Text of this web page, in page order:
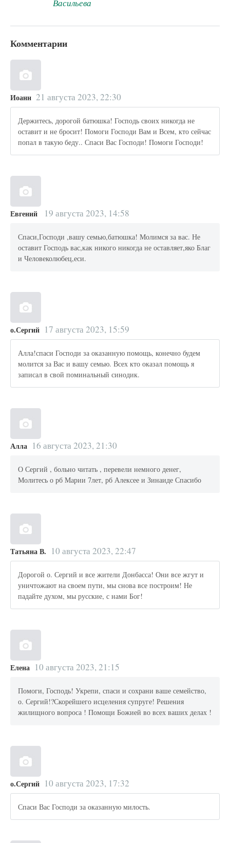
Васильева
Комментарии
Иоанн 21 августа 2023, 22:30
Держитесь, дорогой батюшка! Господь своих никогда не
оставит и не бросит! Помоги Господи Вам и Всем, кто сейчас
попал в такую беду.. Спаси Вас Господи! Помоги Господи!
Евгений 19 августа 2023, 14:58
Спаси,Господи ,вашу семью,батюшка! Молимся за вас. Не
оставит Господь вас,как никого никогда не оставляет,яко Благ
и Человеколюбец,еси.
о.Сергий 17 августа 2023, 15:59
Алла!спаси Господи за оказанную помощь, конечно будем
молится за Вас и вашу семью. Всех кто оказал помощь я
записал в свой поминальный синодик.
Алла 16 августа 2023, 21:30
О Сергий , больно читать , перевели немного денег,
Молитесь о рб Марии 7лет, рб Алексее и Зинаиде Спасибо
Татьяна В. 10 августа 2023, 22:47
Дорогой о. Сергий и все жители Донбасса! Они все жгут и
уничтожают на своем пути, мы снова все построим! Не
падайте духом, мы русские, с нами Бог!
Елена 10 августа 2023, 21:15
Помоги, Господь! Укрепи, спаси и сохрани ваше семейство,
о. Сергий!?Скорейшего исцеления супруге! Решения
жилищного вопроса ! Помощи Божией во всех ваших делах !
о.Сергий 10 августа 2023, 17:32
Спаси Вас Господи за оказанную милость.